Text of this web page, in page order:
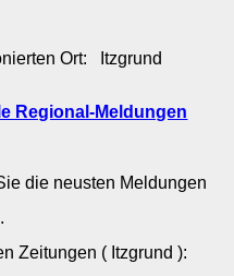
Ort: Itzgrund
Regional-Meldungen
die neusten Meldungen
Zeitungen ( Itzgrund ):